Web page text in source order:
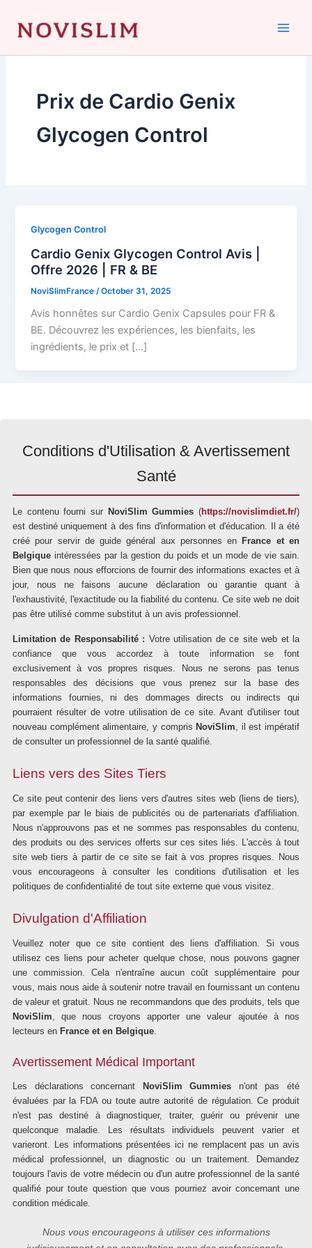
content
Prix de Cardio Genix
Glycogen Control
Glycogen Control
Cardio Genix Glycogen Control Avis |
Offre 2026 | FR & BE
NoviSlimFrance /October 31, 2025
Avis honnêtes sur Cardio Genix Capsules pour FR &
BE. Découvrez les expériences, les bienfaits, les
ingrédients, le prix et […]
Conditions d'Utilisation & Avertissement
Santé
Le contenu fourni sur NoviSlim Gummies (https://novislimdiet.fr/)
est destiné uniquement à des fins d'information et d'éducation. Il a été
créé pour servir de guide général aux personnes en France et en
Belgique intéressées par la gestion du poids et un mode de vie sain.
Bien que nous nous efforcions de fournir des informations exactes et à
jour, nous ne faisons aucune déclaration ou garantie quant à
l'exhaustivité, l'exactitude ou la fiabilité du contenu. Ce site web ne doit
pas être utilisé comme substitut à un avis professionnel.
Limitation de Responsabilité : Votre utilisation de ce site web et la
confiance que vous accordez à toute information se font
exclusivement à vos propres risques. Nous ne serons pas tenus
responsables des décisions que vous prenez sur la base des
informations fournies, ni des dommages directs ou indirects qui
pourraient résulter de votre utilisation de ce site. Avant d'utiliser tout
nouveau complément alimentaire, y compris NoviSlim, il est impératif
de consulter un professionnel de la santé qualifié.
Liens vers des Sites Tiers
Ce site peut contenir des liens vers d'autres sites web (liens de tiers),
par exemple par le biais de publicités ou de partenariats d'affiliation.
Nous n'approuvons pas et ne sommes pas responsables du contenu,
des produits ou des services offerts sur ces sites liés. L'accès à tout
site web tiers à partir de ce site se fait à vos propres risques. Nous
vous encourageons à consulter les conditions d'utilisation et les
politiques de confidentialité de tout site externe que vous visitez.
Divulgation d'Affiliation
Veuillez noter que ce site contient des liens d'affiliation. Si vous
utilisez ces liens pour acheter quelque chose, nous pouvons gagner
une commission. Cela n'entraîne aucun coût supplémentaire pour
vous, mais nous aide à soutenir notre travail en fournissant un contenu
de valeur et gratuit. Nous ne recommandons que des produits, tels que
NoviSlim, que nous croyons apporter une valeur ajoutée à nos
lecteurs en France et en Belgique.
Avertissement Médical Important
Les déclarations concernant NoviSlim Gummies n'ont pas été
évaluées par la FDA ou toute autre autorité de régulation. Ce produit
n'est pas destiné à diagnostiquer, traiter, guérir ou prévenir une
quelconque maladie. Les résultats individuels peuvent varier et
varieront. Les informations présentées ici ne remplacent pas un avis
médical professionnel, un diagnostic ou un traitement. Demandez
toujours l'avis de votre médecin ou d'un autre professionnel de la santé
qualifié pour toute question que vous pourriez avoir concernant une
condition médicale.
Nous vous encourageons à utiliser ces informations